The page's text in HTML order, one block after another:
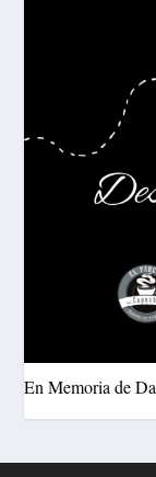
En Memoria de